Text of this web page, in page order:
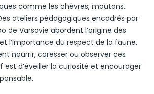
comme les chèvres, moutons,
ateliers pédagogiques encadrés par
de Varsovie abordent l’origine des
l’importance du respect de la faune.
nourrir, caresser ou observer ces
est d’éveiller la curiosité et encourager